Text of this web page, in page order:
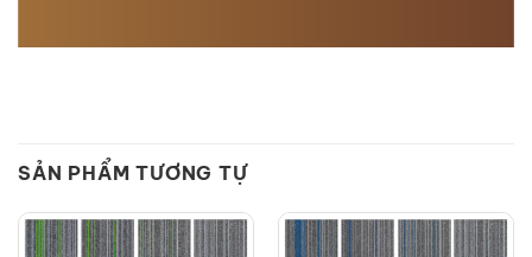
SẢN PHẨM TƯƠNG TỰ